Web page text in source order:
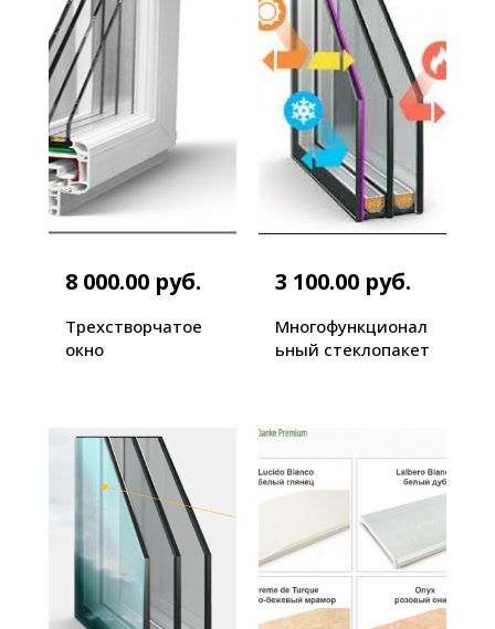
8 000.00 руб.
Трехстворчатое
окно
3 100.00 руб.
Многофункционал
ьный стеклопакет